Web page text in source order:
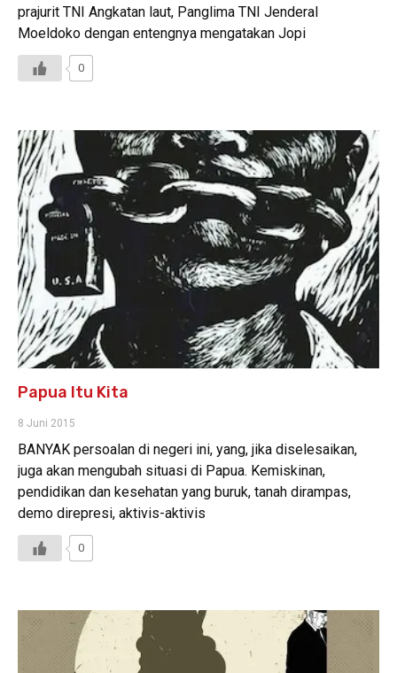
prajurit TNI Angkatan laut, Panglima TNI Jenderal
Moeldoko dengan entengnya mengatakan Jopi
0
Papua Itu Kita
8 Juni 2015
BANYAK persoalan di negeri ini, yang, jika diselesaikan,
juga akan mengubah situasi di Papua. Kemiskinan,
pendidikan dan kesehatan yang buruk, tanah dirampas,
demo direpresi, aktivis-aktivis
0